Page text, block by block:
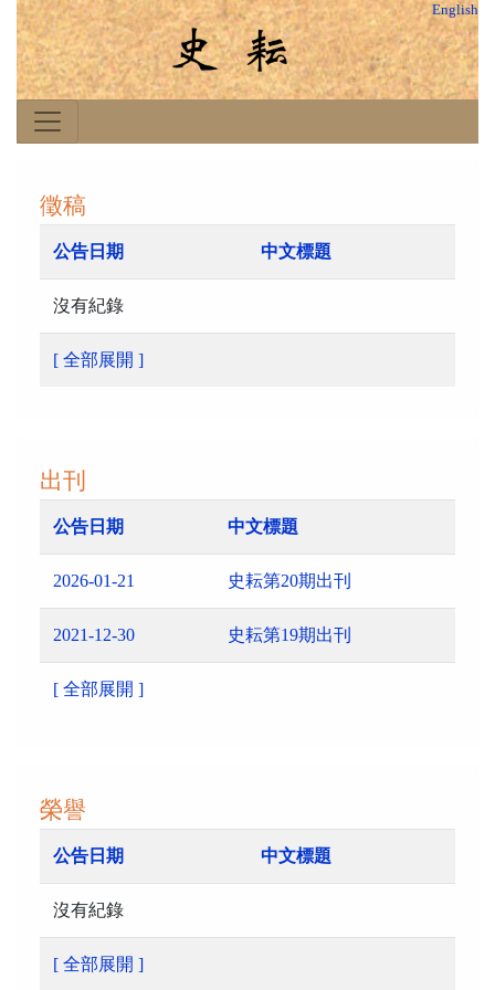
English
徵稿
公告日期 中文標題
沒有紀錄
[ 全部展開 ]
出刊
公告日期 中文標題
2026-01-21 史耘第20期出刊
2021-12-30 史耘第19期出刊
[ 全部展開 ]
榮譽
公告日期 中文標題
沒有紀錄
[ 全部展開 ]